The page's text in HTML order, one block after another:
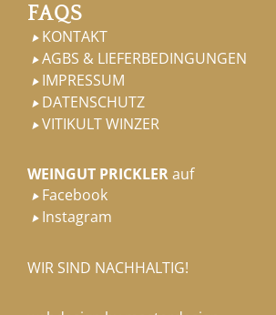
FAQS
 KONTAKT
 AGBS & LIEFERBEDINGUNGEN
 IMPRESSUM
 DATENSCHUTZ
 VITIKULT WINZER
WEINGUT PRICKLERauf
 Facebook
 Instagram
WIR SIND NACHHALTIG!